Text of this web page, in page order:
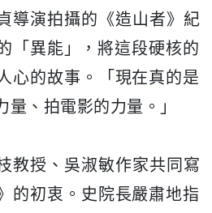
導演拍攝的《造山者》紀
「異能」，將這段硬核的
心的故事。「 現在真的是
、拍電影的力量。」
教授、吳淑敏作家共同寫
的初衷。史院長嚴肅地指